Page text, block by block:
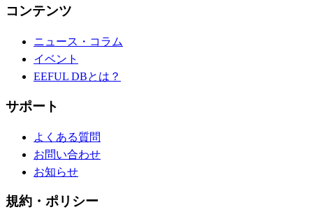
コンテンツ
ニュース・コラム
イベント
EEFUL DBとは？
サポート
よくある質問
お問い合わせ
お知らせ
規約・ポリシー